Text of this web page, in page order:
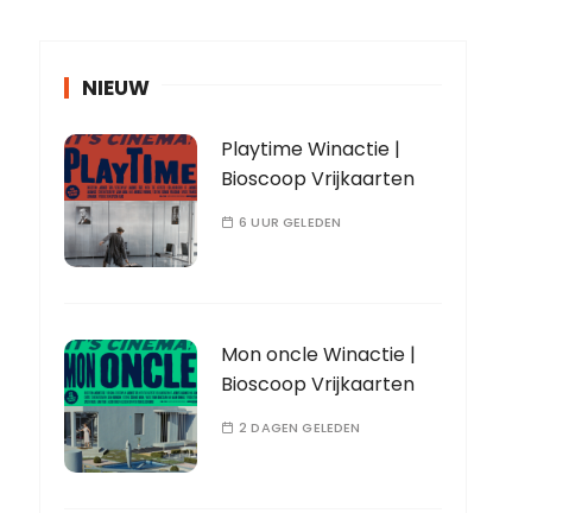
NIEUW
Playtime Winactie |
Bioscoop Vrijkaarten
6 UUR GELEDEN
Mon oncle Winactie |
Bioscoop Vrijkaarten
2 DAGEN GELEDEN